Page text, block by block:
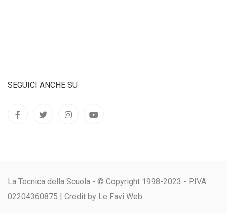
SEGUICI ANCHE SU
La Tecnica della Scuola - © Copyright 1998-2023 - P.IVA
02204360875 | Credit by Le Favi Web